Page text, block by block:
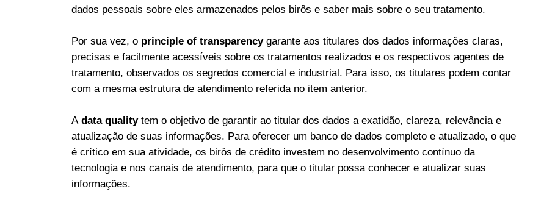
dados pessoais sobre eles armazenados pelos birôs e saber mais sobre o seu tratamento.
Por sua vez, o principle of transparency garante aos titulares dos dados informações claras,
precisas e facilmente acessíveis sobre os tratamentos realizados e os respectivos agentes de
tratamento, observados os segredos comercial e industrial. Para isso, os titulares podem contar
com a mesma estrutura de atendimento referida no item anterior.
A data qualitytem o objetivo de garantir ao titular dos dados a exatidão, clareza, relevância e
atualização de suas informações. Para oferecer um banco de dados completo e atualizado, o que
é crítico em sua atividade, os birôs de crédito investem no desenvolvimento contínuo da
tecnologia e nos canais de atendimento, para que o titular possa conhecer e atualizar suas
informações.